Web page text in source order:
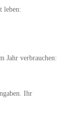
leben:
Jahr verbrauchen:
Ihr